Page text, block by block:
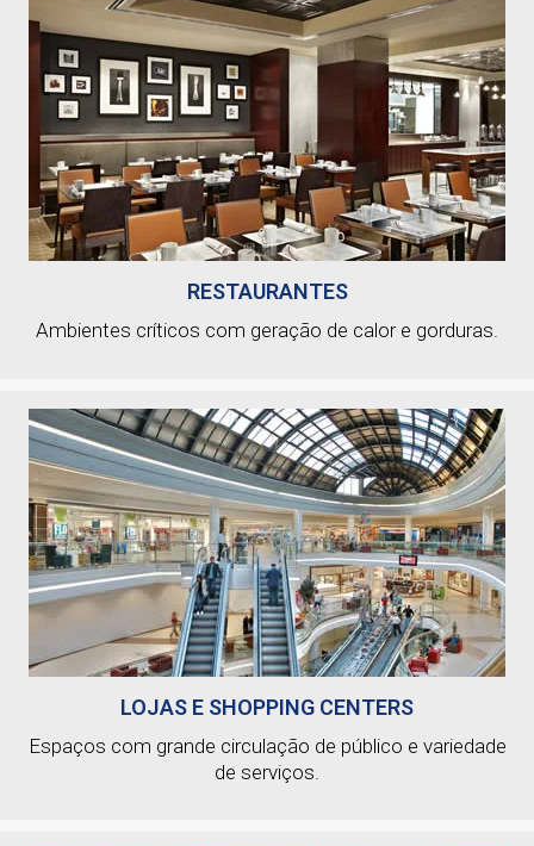
RESTAURANTES
Ambientes críticos com geração de calor e gorduras.
LOJAS E SHOPPING CENTERS
Espaços com grande circulação de público e variedade
de serviços.